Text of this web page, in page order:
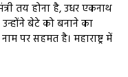
तय होना है, उधर एकनाथ
बेटे को बनाने का
पर सहमत है। महाराष्ट्र में